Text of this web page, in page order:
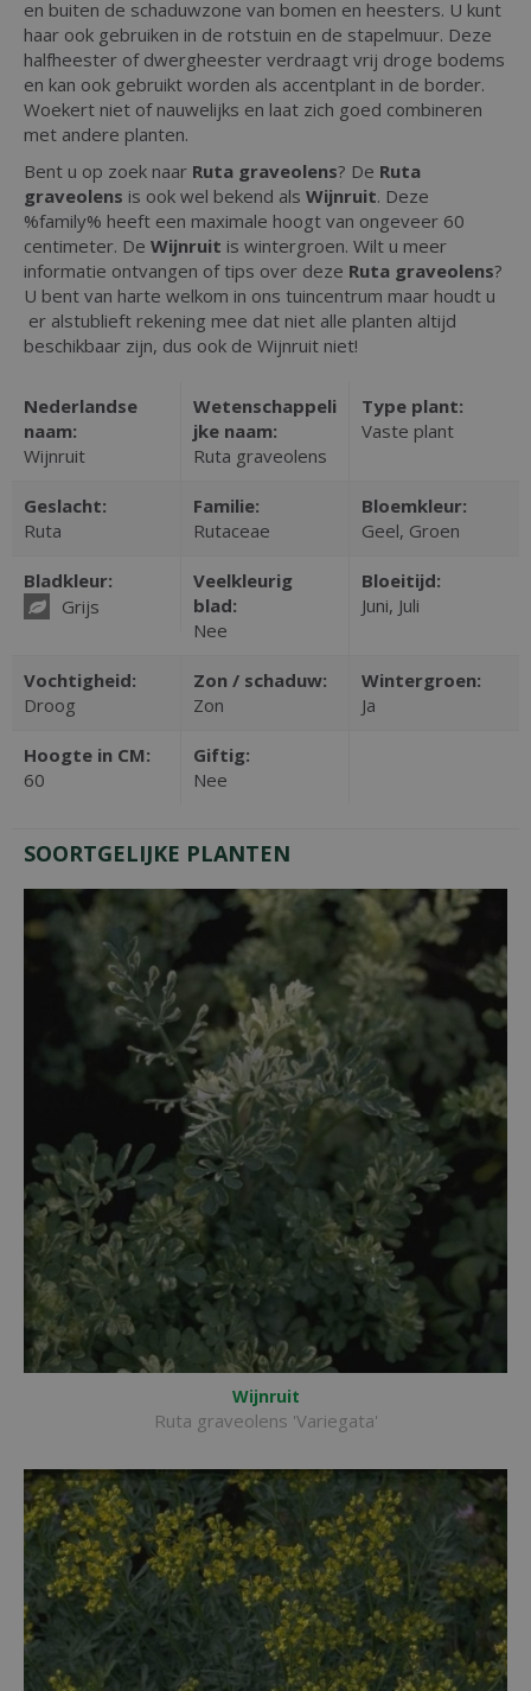
en buiten de schaduwzone van bomen en heesters. U kunt
haar ook gebruiken in de rotstuin en de stapelmuur. Deze
halfheester of dwergheester verdraagt vrij droge bodems
en kan ook gebruikt worden als accentplant in de border.
Woekert niet of nauwelijks en laat zich goed combineren
met andere planten.
Bent u op zoek naar Ruta graveolens? De Ruta
graveolens is ook wel bekend als Wijnruit. Deze
%family% heeft een maximale hoogt van ongeveer 60
centimeter. De Wijnruit is wintergroen. Wilt u meer
informatie ontvangen of tips over deze Ruta graveolens?
U bent van harte welkom in ons tuincentrum maar houdt u
er alstublieft rekening mee dat niet alle planten altijd
beschikbaar zijn, dus ook de Wijnruit niet!
Nederlandse
naam:
Wijnruit
Wetenschappeli
jke naam:
Ruta graveolens
Type plant:
Vaste plant
Geslacht:
Ruta
Familie:
Rutaceae
Bloemkleur:
Geel, Groen
Bladkleur:
Grijs
Veelkleurig
blad:
Nee
Bloeitijd:
Juni, Juli
Vochtigheid:
Droog
Zon / schaduw:
Zon
Wintergroen:
Ja
Hoogte in CM:
60
Giftig:
Nee
SOORTGELIJKE PLANTEN
Wijnruit
Ruta graveolens 'Variegata'